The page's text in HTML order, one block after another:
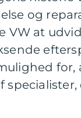
og
VW at
for,